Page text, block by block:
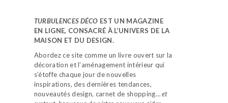
TURBULENCES DÉCO EST UN MAGAZINE
EN LIGNE, CONSACRÉ À L’UNIVERS DE LA
MAISON ET DU DESIGN.
Abordez ce site comme un livre ouvert sur la
décoration et l’aménagement intérieur qui
s’étoffe chaque jour de nouvelles
inspirations, des dernières tendances,
nouveautés design, carnet de shopping…et